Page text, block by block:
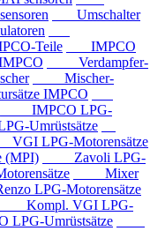
Umschalter
Teile
IMPCO
Verdampfer-
Mischer-
IMPCO
IMPCO LPG-
Umrüstsätze
LPG-Motorensätze
(MPI)
Zavoli LPG-
Mixer
LPG-Motorensätze
Kompl. VGI LPG-
Umrüstsätze